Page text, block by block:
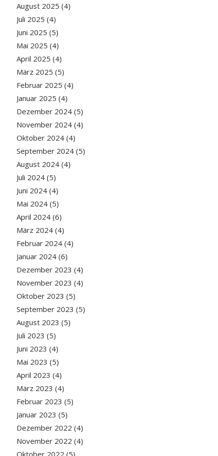
August 2025 (4)
Juli 2025 (4)
Juni 2025 (5)
Mai 2025 (4)
April 2025 (4)
März 2025 (5)
Februar 2025 (4)
Januar 2025 (4)
Dezember 2024(5)
November 2024(4)
Oktober 2024(4)
September 2024(5)
August 2024(4)
Juli 2024(5)
Juni 2024(4)
Mai 2024(5)
April 2024(6)
März 2024(4)
Februar 2024(4)
Januar 2024(6)
Dezember 2023 (4)
November 2023 (4)
Oktober 2023 (5)
September 2023 (5)
August 2023 (5)
Juli 2023 (5)
Juni 2023 (4)
Mai 2023 (5)
April 2023 (4)
März 2023 (4)
Februar 2023 (5)
Januar 2023 (5)
Dezember 2022 (4)
November 2022 (4)
Oktober 2022 (5)